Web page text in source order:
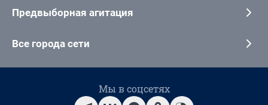
Предвыборная агитация
Все города сети
Мы в соцсетях